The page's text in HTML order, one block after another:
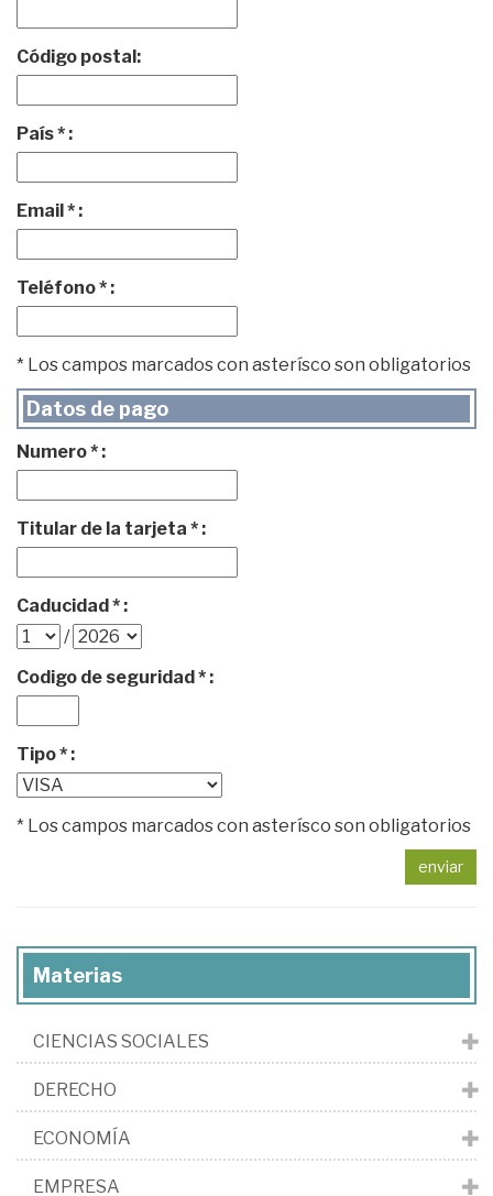
Código postal:
País * :
Email * :
Teléfono * :
* Los campos marcados con asterísco son obligatorios
Datos de pago
Numero * :
Titular de la tarjeta * :
Caducidad * :
/
Codigo de seguridad * :
Tipo * :
* Los campos marcados con asterísco son obligatorios
enviar
Materias
CIENCIAS SOCIALES
DERECHO
ECONOMÍA
EMPRESA